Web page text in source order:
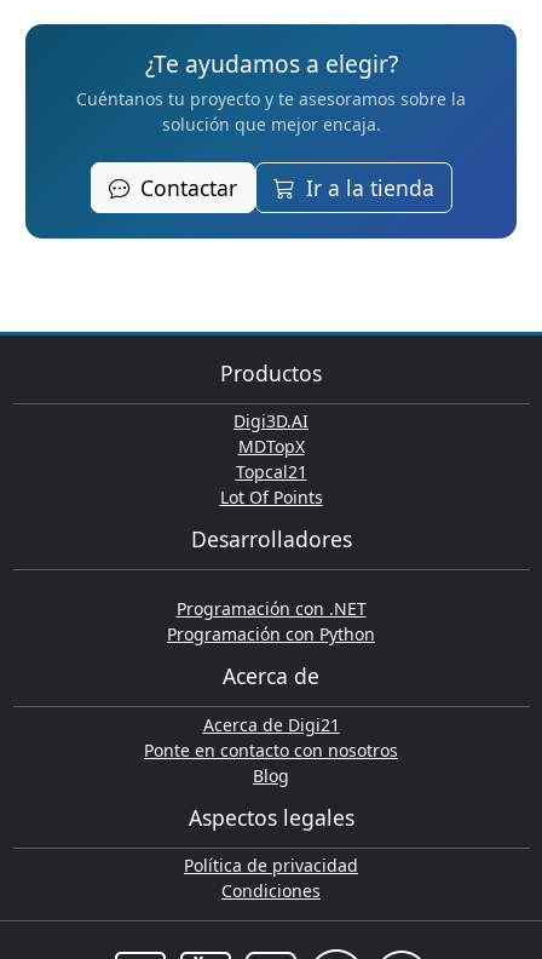
¿Te ayudamos a elegir?
Cuéntanos tu proyecto y te asesoramos sobre la
solución que mejor encaja.
Contactar Ir a la tienda
Productos
Digi3D.AI
MDTopX
Topcal21
Lot Of Points
Desarrolladores
Programación con .NET
Programación con Python
Acerca de
Acerca de Digi21
Ponte en contacto con nosotros
Blog
Aspectos legales
Política de privacidad
Condiciones